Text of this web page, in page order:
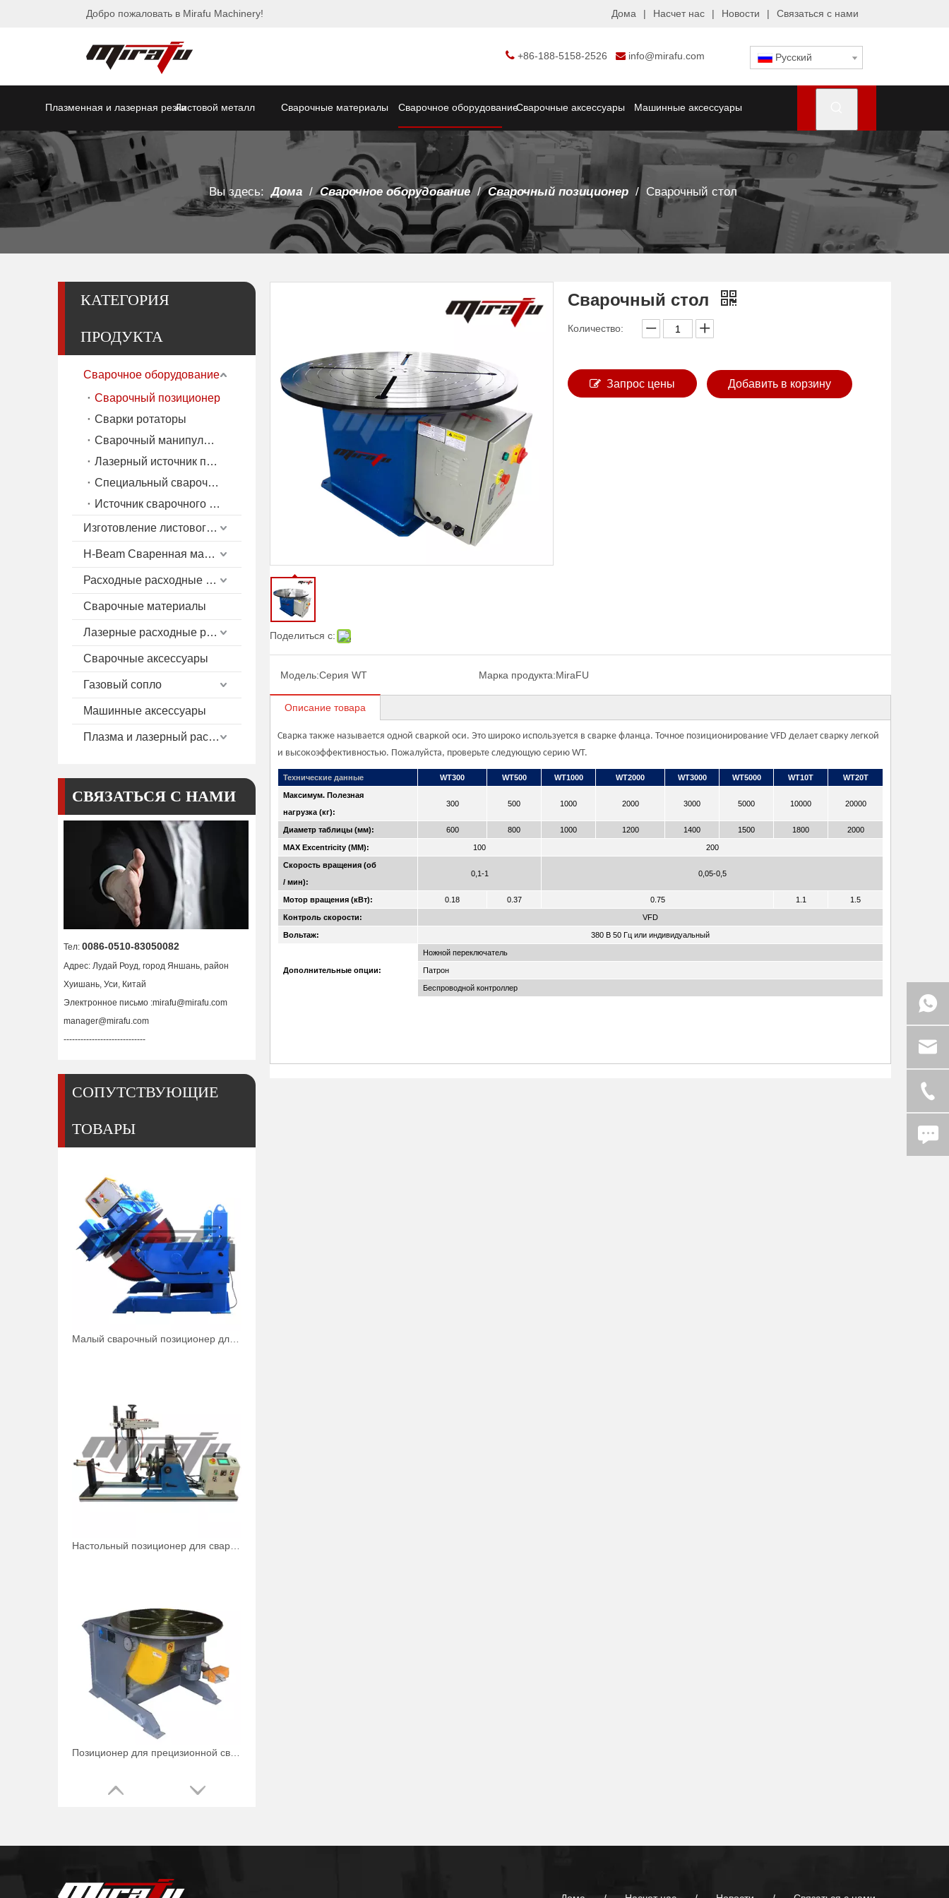
Добро пожаловать в Mirafu Machinery! Дома | Насчет нас | Новости | Связаться с нами
 +86-188-5158-2526  info@mirafu.com Pусский
Плазменная и лазерная резкаЛистовой металл Сварочные материалы Сварочное оборудованиеСварочные аксессуары Машинные аксессуары
Вы здесь: Дома / Сварочное оборудование / Сварочный позиционер / Сварочный стол
КАТЕГОРИЯ
ПРОДУКТА
Сварочное оборудование
Сварочный позиционер
Сварки ротаторы
Сварочный манипулятор
Лазерный источник питания
Специальный сварочный аппарат
Источник сварочного тока (MIG/TIG/SAW)
Изготовление листового металла
H-Beam Сваренная машина
Расходные расходные материалы плазмы
Сварочные материалы
Лазерные расходные расходные материалы
Сварочные аксессуары
Газовый сопло
Машинные аксессуары
Плазма и лазерный расход
СВЯЗАТЬСЯ С НАМИ
Тел: 0086-0510-83050082
Адрес: Лудай Роуд, город Яншань, район
Хуишань, Уси, Китай
Электронное письмо :mirafu@mirafu.com
manager@mirafu.com
-----------------------------
СОПУТСТВУЮЩИЕ
ТОВАРЫ
Поделиться с:
Сварочный стол
Количество:
Запрос цены Добавить в корзину
Модель:Серия WT Марка продукта:MiraFU
Описание товара
Сварка также называется одной сваркой оси. Это широко используется в сварке фланца. Точное позиционирование VFD делает сварку легкой
и высокоэффективностью. Пожалуйста, проверьте следующую серию WT.
Технические данные WT300 WT500 WT1000 WT2000 WT3000 WT5000 WT10T WT20T
Максимум. Полезная
нагрузка (кг):
300 500 1000 2000 3000 5000 10000 20000
Диаметр таблицы (мм): 600 800 1000 1200 1400 1500 1800 2000
MAX Excentricity (MM): 100 200
Скорость вращения (об
/ мин):
0,1-1 0,05-0,5
Мотор вращения (кВт): 0.18 0.37 0.75 1.1 1.5
Контроль скорости: VFD
Вольтаж: 380 В 50 Гц или индивидуальный
Дополнительные опции:
Ножной переключатель
Патрон
Беспроводной контроллер